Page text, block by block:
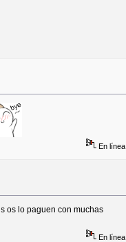
En línea
os lo paguen con muchas
En línea